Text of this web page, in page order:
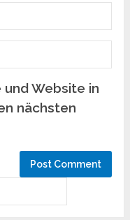
und Website in
nächsten